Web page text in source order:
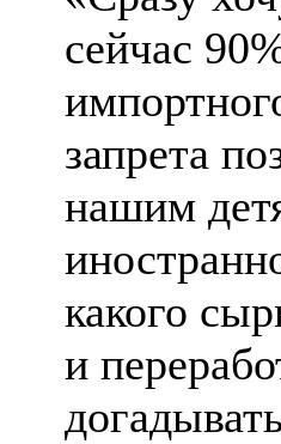
сейчас
запрета
нашим
какого
и